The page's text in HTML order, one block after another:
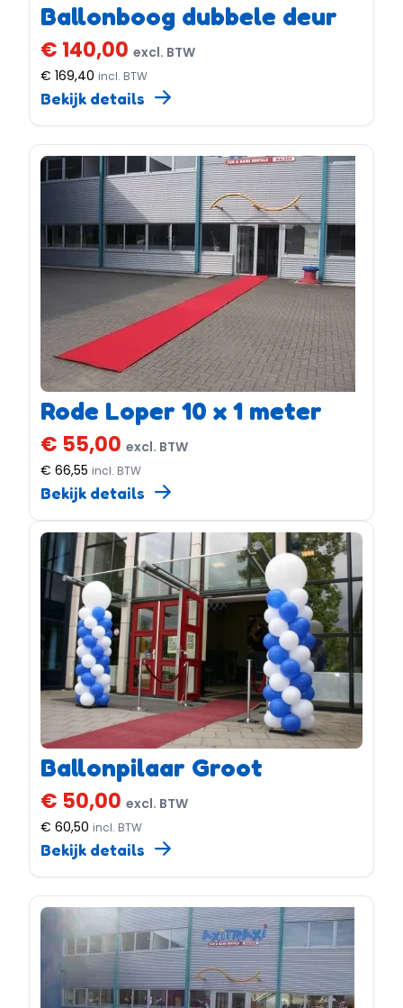
Ballonboog dubbele deur
€ 140,00 excl. BTW
€ 169,40 incl. BTW
Bekijk details
Rode Loper 10 x 1 meter
€ 55,00 excl. BTW
€ 66,55 incl. BTW
Bekijk details
Ballonpilaar Groot
€ 50,00 excl. BTW
€ 60,50 incl. BTW
Bekijk details